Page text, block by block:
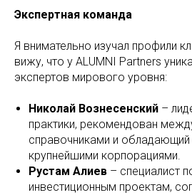
Экспертная команда
Я внимательно изучал профили
вижу, что у ALUMNI Partners
экспертов мирового уровня:
Николай Вознесенский –
практики, рекомендован
справочниками и
крупнейшими корпорациями.
Рустам Алиев – специалист
инвестиционным проектам,